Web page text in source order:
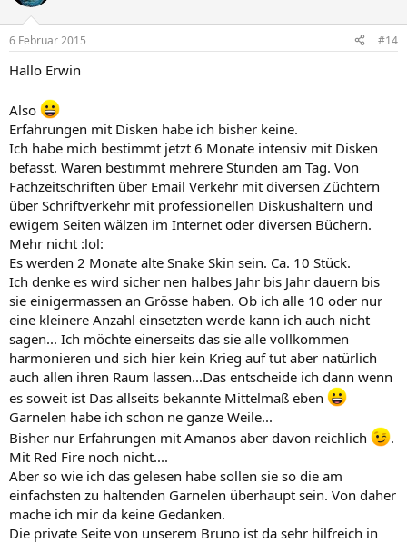
6 Februar 2015 #14
Hallo Erwin
Also
Erfahrungen mit Disken habe ich bisher keine.
Ich habe mich bestimmt jetzt 6 Monate intensiv mit Disken
befasst. Waren bestimmt mehrere Stunden am Tag. Von
Fachzeitschriften über Email Verkehr mit diversen Züchtern
über Schriftverkehr mit professionellen Diskushaltern und
ewigem Seiten wälzen im Internet oder diversen Büchern.
Mehr nicht :lol:
Es werden 2 Monate alte Snake Skin sein. Ca. 10 Stück.
Ich denke es wird sicher nen halbes Jahr bis Jahr dauern bis
sie einigermassen an Grösse haben. Ob ich alle 10 oder nur
eine kleinere Anzahl einsetzten werde kann ich auch nicht
sagen... Ich möchte einerseits das sie alle vollkommen
harmonieren und sich hier kein Krieg auf tut aber natürlich
auch allen ihren Raum lassen...Das entscheide ich dann wenn
es soweit ist Das allseits bekannte Mittelmaß eben
Garnelen habe ich schon ne ganze Weile...
Bisher nur Erfahrungen mit Amanos aber davon reichlich
.
Mit Red Fire noch nicht....
Aber so wie ich das gelesen habe sollen sie so die am
einfachsten zu haltenden Garnelen überhaupt sein. Von daher
mache ich mir da keine Gedanken.
Die private Seite von unserem Bruno ist da sehr hilfreich in